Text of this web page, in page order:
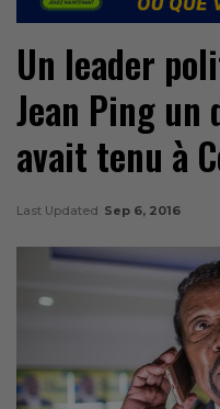
Un leader
Jean Ping un
avait tenu à
Last Updated Sep 6, 2016